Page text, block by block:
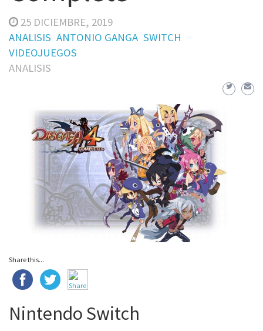
25 DICIEMBRE, 2019
ANALISIS ANTONIO GANGA SWITCH
VIDEOJUEGOS
ANALISIS
Share this...
Nintendo Switch